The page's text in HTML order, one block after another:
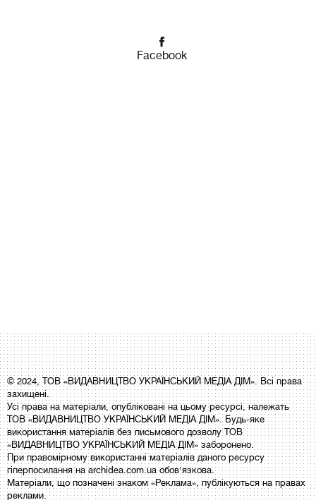
Facebook
© 2024, ТОВ «ВИДАВНИЦТВО УКРАЇНСЬКИЙ МЕДІА ДІМ». Всі права
захищені.
Усі права на матеріали, опубліковані на цьому ресурсі, належать
ТОВ «ВИДАВНИЦТВО УКРАЇНСЬКИЙ МЕДІА ДІМ». Будь-яке
використання матеріалів без письмового дозволу ТОВ
«ВИДАВНИЦТВО УКРАЇНСЬКИЙ МЕДІА ДІМ» заборонено.
При правомірному використанні матеріалів даного ресурсу
гіперпосилання на archidea.com.ua обов'язкова.
Матеріали, що позначені знаком «Реклама», публікуються на правах
реклами.